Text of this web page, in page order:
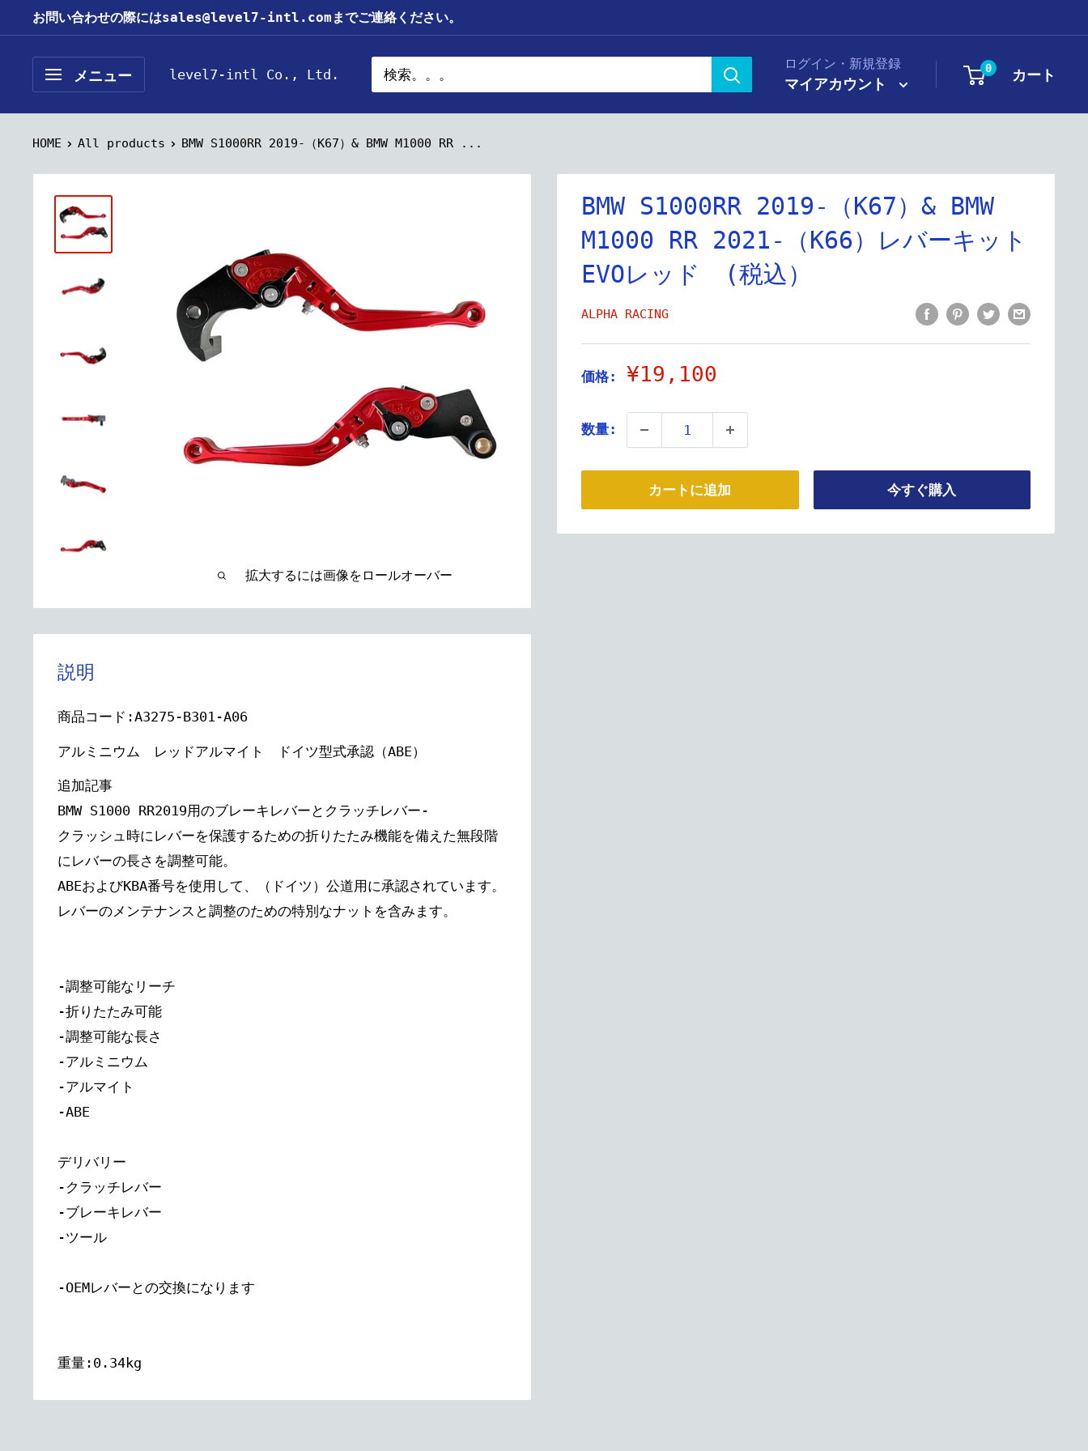
ン
ツ
お問い合わせの際にはsales@level7-intl.comまでご連絡ください。
メニュー level7-intl Co., Ltd.
ログイン・新規登録
マイアカウント
0 カート
HOME All products BMW S1000RR 2019-（K67）& BMW M1000 RR ...
拡大するには画像をロールオーバー
BMW S1000RR 2019-（K67）& BMW
M1000 RR 2021-（K66）レバーキット
EVOレッド (税込）
ALPHA RACING
価格:
販
価
格
¥19,100
数量:
カートに追加 今すぐ購入
説明
商品コード:A3275-B301-A06
アルミニウム レッドアルマイト ドイツ型式承認（ABE）
追加記事
BMW S1000 RR2019用のブレーキレバーとクラッチレバー-
クラッシュ時にレバーを保護するための折りたたみ機能を備えた無段階
にレバーの長さを調整可能。
ABEおよびKBA番号を使用して、（ドイツ）公道用に承認されています。
レバーのメンテナンスと調整のための特別なナットを含みます。
-調整可能なリーチ
-折りたたみ可能
-調整可能な長さ
-アルミニウム
-アルマイト
-ABE
デリバリー
-クラッチレバー
-ブレーキレバー
-ツール
-OEMレバーとの交換になります
重量:0.34kg